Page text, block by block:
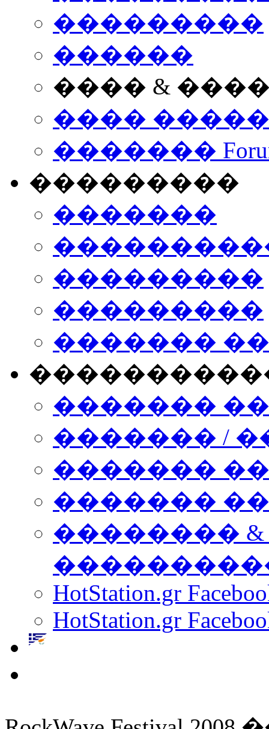
���������
������
���� &
����
�������
���������
�������
���������
���������
�������
�������
������� /
�������
������� ���
��������
HotStation.gr
HotStation.gr